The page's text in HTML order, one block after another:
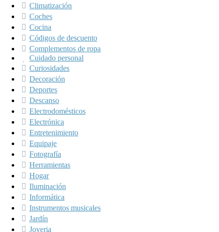
Climatización
Coches
Cocina
Códigos de descuento
Complementos de ropa
Cuidado personal
Curiosidades
Decoración
Deportes
Descanso
Electrodomésticos
Electrónica
Entretenimiento
Equipaje
Fotografía
Herramientas
Hogar
Iluminación
Informática
Instrumentos musicales
Jardín
Joyeria